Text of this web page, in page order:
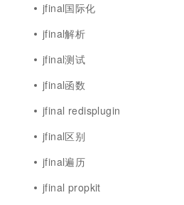
jfinal国际化
jfinal解析
jfinal测试
jfinal函数
jfinal redisplugin
jfinal区别
jfinal遍历
jfinal propkit